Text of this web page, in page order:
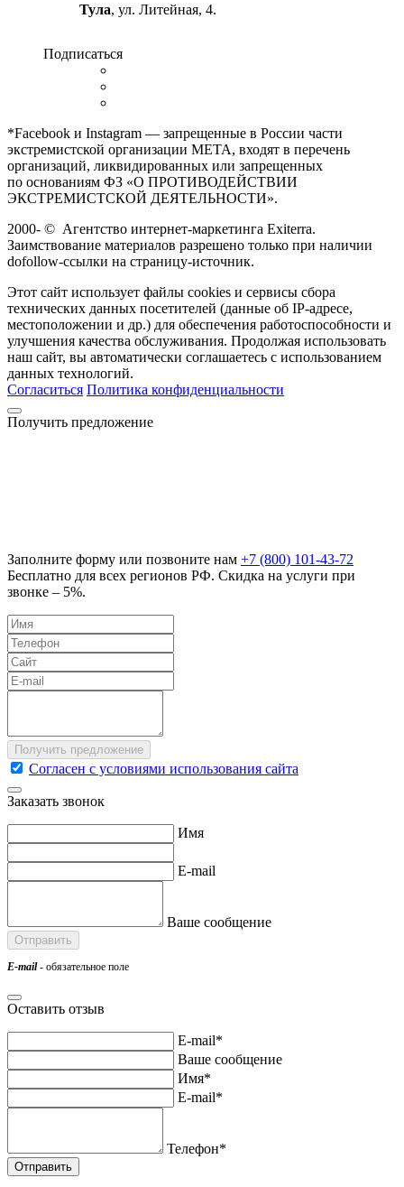
Тула, ул. Литейная, 4.
Подписаться
*Facebook и Instagram — запрещенные в России части
экстремистской организации META, входят в перечень
организаций, ликвидированных или запрещенных
по основаниям ФЗ «О ПРОТИВОДЕЙСТВИИ
ЭКСТРЕМИСТСКОЙ ДЕЯТЕЛЬНОСТИ».
2000- © Агентство интернет-маркетинга Exiterra.
Заимствование материалов разрешено только при наличии
dofollow-ссылки на страницу-источник.
Этот сайт использует файлы cookies и сервисы сбора
технических данных посетителей (данные об IP-адресе,
местоположении и др.) для обеспечения работоспособности и
улучшения качества обслуживания. Продолжая использовать
наш сайт, вы автоматически соглашаетесь с использованием
данных технологий.
Согласиться Политика конфиденциальности
Получить предложение
Заполните форму или позвоните нам +7 (800) 101-43-72
Бесплатно для всех регионов РФ. Скидка на услуги при
звонке – 5%.
Согласен с условиями использования сайта
Заказать звонок
Имя
E-mail
Ваше сообщение
E-mail- обязательное поле
Оставить отзыв
E-mail*
Ваше сообщение
Имя*
E-mail*
Телефон*